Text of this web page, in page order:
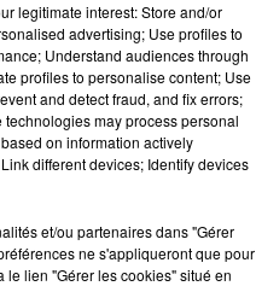
13 min 35 sec
legitimate interest: Store and/or
advertising; Use profiles to
Understand audiences through
profiles to personalise content; Use
and detect fraud, and fix errors;
may process personal
on information actively
different devices; Identify devices
et/ou partenaires dans "Gérer
ne s'appliqueront que pour
le lien "Gérer les cookies" situé en